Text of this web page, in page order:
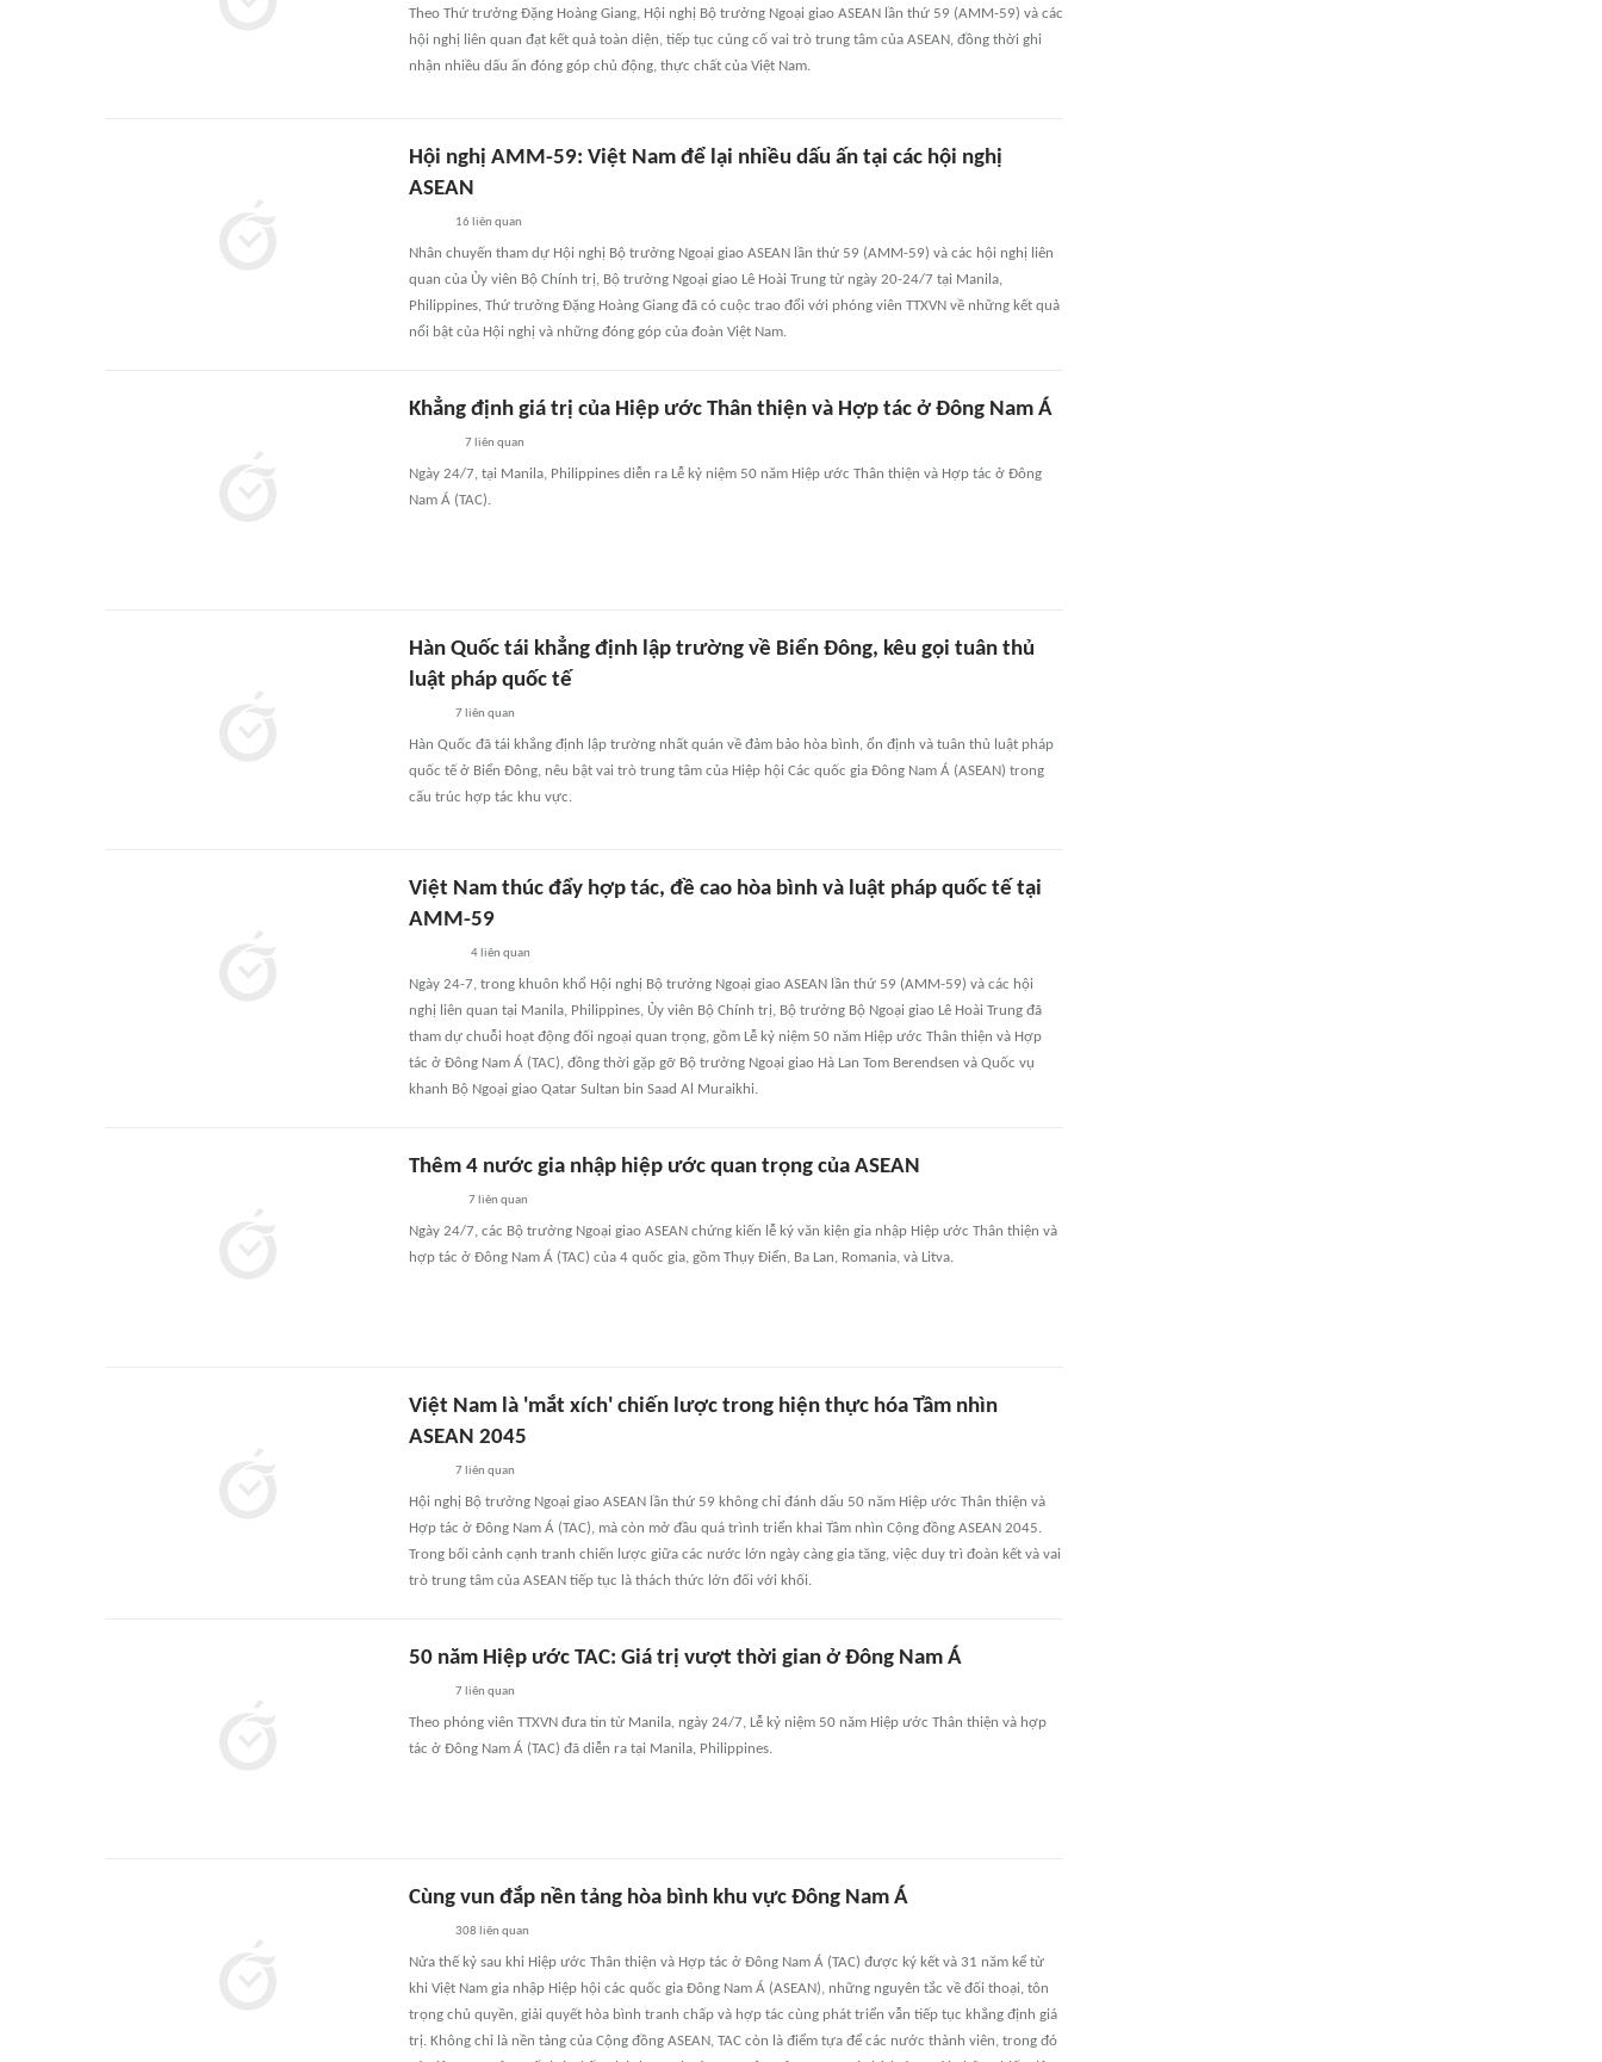
Theo Thứ trưởng Đặng Hoàng Giang, Hội nghị Bộ trưởng Ngoại giao ASEAN lần thứ 59 (AMM-59) và các
hội nghị liên quan đạt kết quả toàn diện, tiếp tục củng cố vai trò trung tâm của ASEAN, đồng thời ghi
nhận nhiều dấu ấn đóng góp chủ động, thực chất của Việt Nam.
Hội nghị AMM-59: Việt Nam để lại nhiều dấu ấn tại các hội nghị
ASEAN
16 liên quan
Nhân chuyến tham dự Hội nghị Bộ trưởng Ngoại giao ASEAN lần thứ 59 (AMM-59) và các hội nghị liên
quan của Ủy viên Bộ Chính trị, Bộ trưởng Ngoại giao Lê Hoài Trung từ ngày 20-24/7 tại Manila,
Philippines, Thứ trưởng Đặng Hoàng Giang đã có cuộc trao đổi với phóng viên TTXVN về những kết quả
nổi bật của Hội nghị và những đóng góp của đoàn Việt Nam.
Khẳng định giá trị của Hiệp ước Thân thiện và Hợp tác ở Đông Nam Á
7 liên quan
Ngày 24/7, tại Manila, Philippines diễn ra Lễ kỷ niệm 50 năm Hiệp ước Thân thiện và Hợp tác ở Đông
Nam Á (TAC).
Hàn Quốc tái khẳng định lập trường về Biển Đông, kêu gọi tuân thủ
luật pháp quốc tế
7 liên quan
Hàn Quốc đã tái khẳng định lập trường nhất quán về đảm bảo hòa bình, ổn định và tuân thủ luật pháp
quốc tế ở Biển Đông, nêu bật vai trò trung tâm của Hiệp hội Các quốc gia Đông Nam Á (ASEAN) trong
cấu trúc hợp tác khu vực.
Việt Nam thúc đẩy hợp tác, đề cao hòa bình và luật pháp quốc tế tại
AMM-59
4liên quan
Ngày 24-7, trong khuôn khổ Hội nghị Bộ trưởng Ngoại giao ASEAN lần thứ 59 (AMM-59) và các hội
nghị liên quan tại Manila, Philippines, Ủy viên Bộ Chính trị, Bộ trưởng Bộ Ngoại giao Lê Hoài Trung đã
tham dự chuỗi hoạt động đối ngoại quan trọng, gồm Lễ kỷ niệm 50 năm Hiệp ước Thân thiện và Hợp
tác ở Đông Nam Á (TAC), đồng thời gặp gỡ Bộ trưởng Ngoại giao Hà Lan Tom Berendsen và Quốc vụ
khanh Bộ Ngoại giao Qatar Sultan bin Saad Al Muraikhi.
Thêm 4 nước gia nhập hiệp ước quan trọng của ASEAN
7liên quan
Ngày 24/7, các Bộ trưởng Ngoại giao ASEAN chứng kiến lễ ký văn kiện gia nhập Hiệp ước Thân thiện và
hợp tác ở Đông Nam Á (TAC) của 4 quốc gia, gồm Thụy Điển, Ba Lan, Romania, và Litva.
Việt Nam là 'mắt xích' chiến lược trong hiện thực hóa Tầm nhìn
ASEAN 2045
7 liên quan
Hội nghị Bộ trưởng Ngoại giao ASEAN lần thứ 59 không chỉ đánh dấu 50 năm Hiệp ước Thân thiện và
Hợp tác ở Đông Nam Á (TAC), mà còn mở đầu quá trình triển khai Tầm nhìn Cộng đồng ASEAN 2045.
Trong bối cảnh cạnh tranh chiến lược giữa các nước lớn ngày càng gia tăng, việc duy trì đoàn kết và vai
trò trung tâm của ASEAN tiếp tục là thách thức lớn đối với khối.
50 năm Hiệp ước TAC: Giá trị vượt thời gian ở Đông Nam Á
7 liên quan
Theo phóng viên TTXVN đưa tin từ Manila, ngày 24/7, Lễ kỷ niệm 50 năm Hiệp ước Thân thiện và hợp
tác ở Đông Nam Á (TAC) đã diễn ra tại Manila, Philippines.
Cùng vun đắp nền tảng hòa bình khu vực Đông Nam Á
308 liên quan
Nửa thế kỷ sau khi Hiệp ước Thân thiện và Hợp tác ở Đông Nam Á (TAC) được ký kết và 31 năm kể từ
khi Việt Nam gia nhập Hiệp hội các quốc gia Đông Nam Á (ASEAN), những nguyên tắc về đối thoại, tôn
trọng chủ quyền, giải quyết hòa bình tranh chấp và hợp tác cùng phát triển vẫn tiếp tục khẳng định giá
trị. Không chỉ là nền tảng của Cộng đồng ASEAN, TAC còn là điểm tựa để các nước thành viên, trong đó